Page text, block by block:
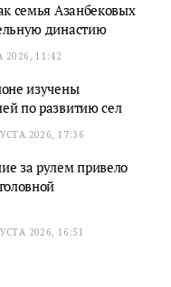
семья Азанбековых
династию
2026, 11:42
изучены
по развитию сел
2026, 17:36
за рулем привело
2026, 16:51